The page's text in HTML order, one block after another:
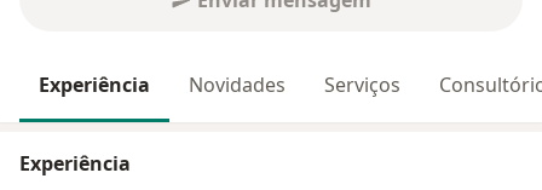
Experiência Novidades Serviços
Experiência